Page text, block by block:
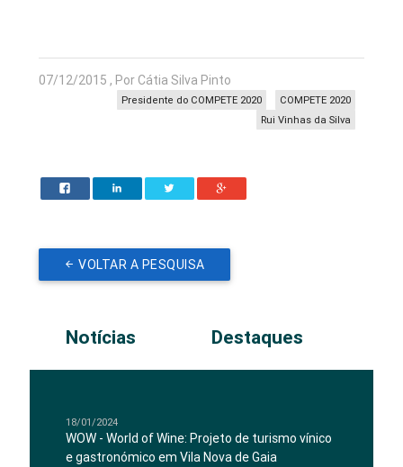
07/12/2015 , Por Cátia Silva Pinto
COMPETE 2020
Presidente do COMPETE 2020
Rui Vinhas da Silva
VOLTAR A PESQUISA
Notícias Destaques
18/01/2024
WOW - World of Wine: Projeto de turismo vínico
e gastronómico em Vila Nova de Gaia